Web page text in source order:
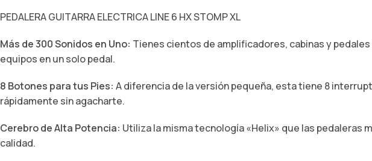
PEDALERA GUITARRA ELECTRICA LINE 6 HX STOMP XL
Más de 300 Sonidos en Uno: Tienes cientos de amplificadores, cabinas y
equipos en un solo pedal.
8 Botones para tus Pies: A diferencia de la versión pequeña, esta tiene 8
rápidamente sin agacharte.
Cerebro de Alta Potencia: Utiliza la misma tecnología «Helix» que las pedaleras
calidad.